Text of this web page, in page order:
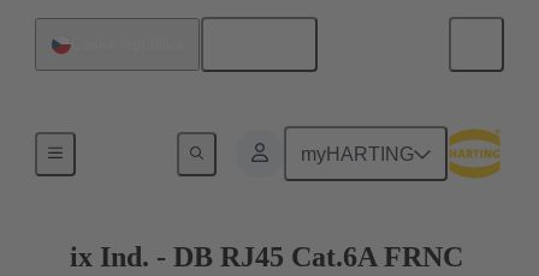
myHARTING
HARTING ix Industrial®
ix Ind. - DB RJ45 Cat.6A FRNC